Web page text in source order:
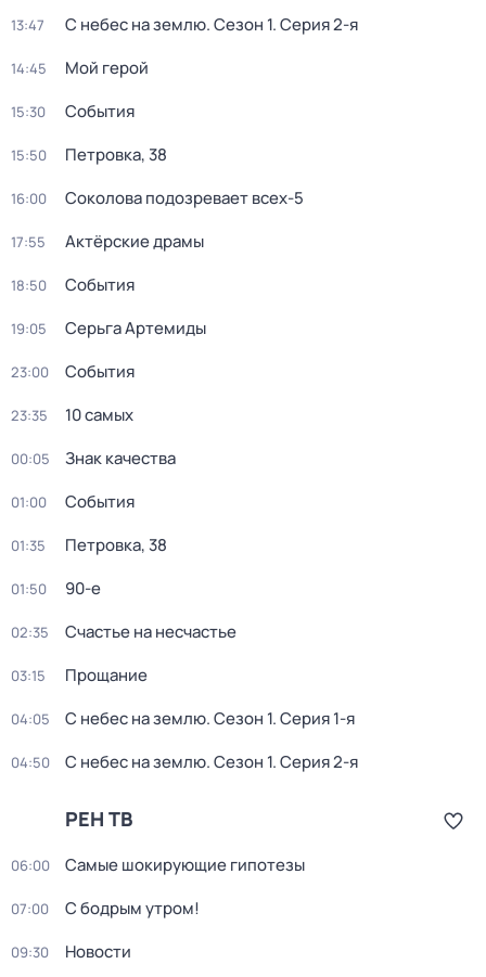
13:47 С небес на землю. Сезон 1. Серия 2-я
14:45 Мой герой
15:30 События
15:50 Петровка, 38
16:00 Соколова подозревает всех-5
17:55 Актёрские драмы
18:50 События
19:05 Серьга Артемиды
23:00 События
23:35 10 самых
00:05 Знак качества
01:00 События
01:35 Петровка, 38
01:50 90-е
02:35 Счастье на несчастье
03:15 Прощание
04:05 С небес на землю. Сезон 1. Серия 1-я
04:50 С небес на землю. Сезон 1. Серия 2-я
РЕН ТВ
06:00 Самые шoкиpующие гипотезы
07:00 С бодрым утром!
09:30 Новости